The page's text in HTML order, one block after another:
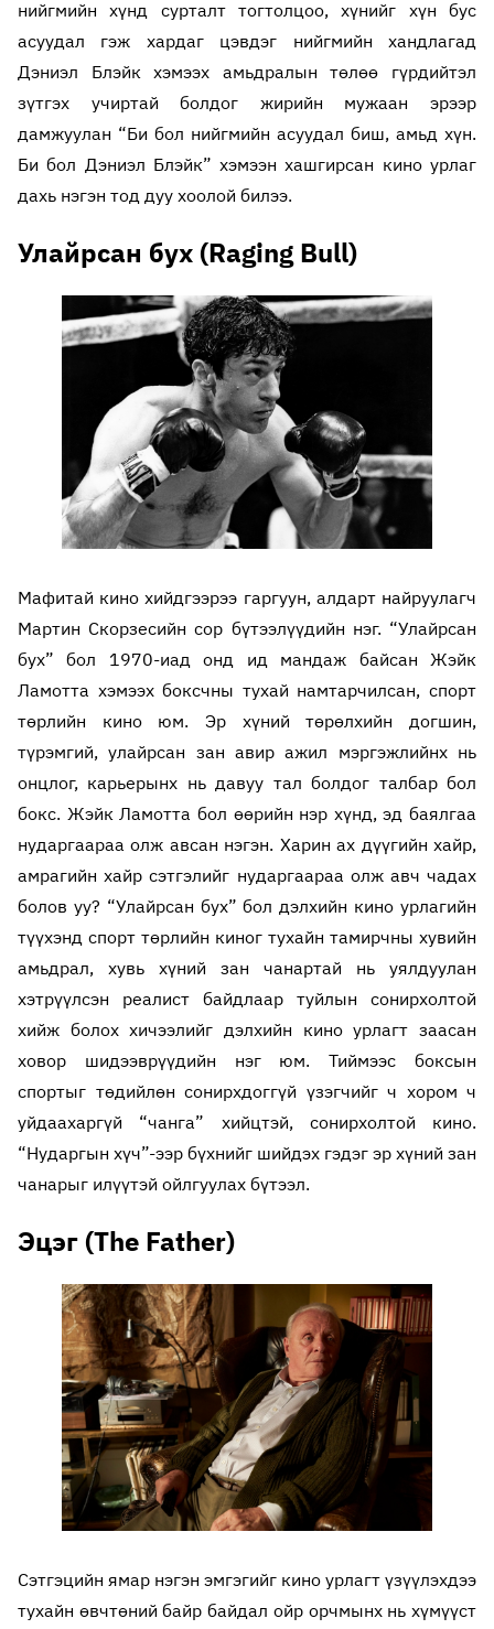
нийгмийн хүнд сурталт тогтолцоо, хүнийг хүн бус
асуудал гэж хардаг цэвдэг нийгмийн хандлагад
Дэниэл Блэйк хэмээх амьдралын төлөө гүрдийтэл
зүтгэх учиртай болдог жирийн мужаан эрээр
дамжуулан “Би бол нийгмийн асуудал биш, амьд хүн.
Би бол Дэниэл Блэйк” хэмээн хашгирсан кино урлаг
дахь нэгэн тод дуу хоолой билээ.
Улайрсан бух (Raging Bull)
Мафитай кино хийдгээрээ гаргуун, алдарт найруулагч
Мартин Скорзесийн сор бүтээлүүдийн нэг. “Улайрсан
бух” бол 1970-иад онд ид мандаж байсан Жэйк
Ламотта хэмээх боксчны тухай намтарчилсан, спорт
төрлийн кино юм. Эр хүний төрөлхийн догшин,
түрэмгий, улайрсан зан авир ажил мэргэжлийнх нь
онцлог, карьерынх нь давуу тал болдог талбар бол
бокс. Жэйк Ламотта бол өөрийн нэр хүнд, эд баялгаа
нударгаараа олж авсан нэгэн. Харин ах дүүгийн хайр,
амрагийн хайр сэтгэлийг нударгаараа олж авч чадах
болов уу? “Улайрсан бух” бол дэлхийн кино урлагийн
түүхэнд спорт төрлийн киног тухайн тамирчны хувийн
амьдрал, хувь хүний зан чанартай нь уялдуулан
хэтрүүлсэн реалист байдлаар туйлын сонирхолтой
хийж болох хичээлийг дэлхийн кино урлагт заасан
ховор шидээврүүдийн нэг юм. Тиймээс боксын
спортыг төдийлөн сонирхдоггүй үзэгчийг ч хором ч
уйдаахаргүй “чанга” хийцтэй, сонирхолтой кино.
“Нударгын хүч”-ээр бүхнийг шийдэх гэдэг эр хүний зан
чанарыг илүүтэй ойлгуулах бүтээл.
Эцэг (The Father)
Сэтгэцийн ямар нэгэн эмгэгийг кино урлагт үзүүлэхдээ
тухайн өвчтөний байр байдал ойр орчмынх нь хүмүүст